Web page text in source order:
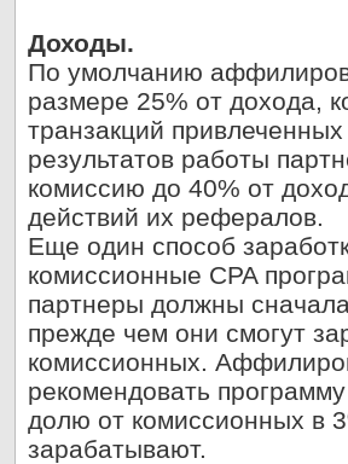
Доходы.
По умолчанию
размере 25% от дохода,
транзакций
результатов работы
комиссию до 40% от
действий их рефералов.
Еще один способ
комиссионные CPA
партнеры должны
прежде чем они смогут
комиссионных.
рекомендовать
долю от комиссионных в
зарабатывают.